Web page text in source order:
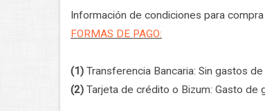
Información de condiciones para
FORMAS DE PAGO:
(1) Transferencia Bancaria: Sin gastos
(2) Tarjeta de crédito o Bizum: Gasto